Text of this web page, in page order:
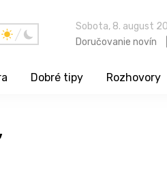
Sobota, 8. august
Doručovanie novín
Dobré tipy Rozhovory